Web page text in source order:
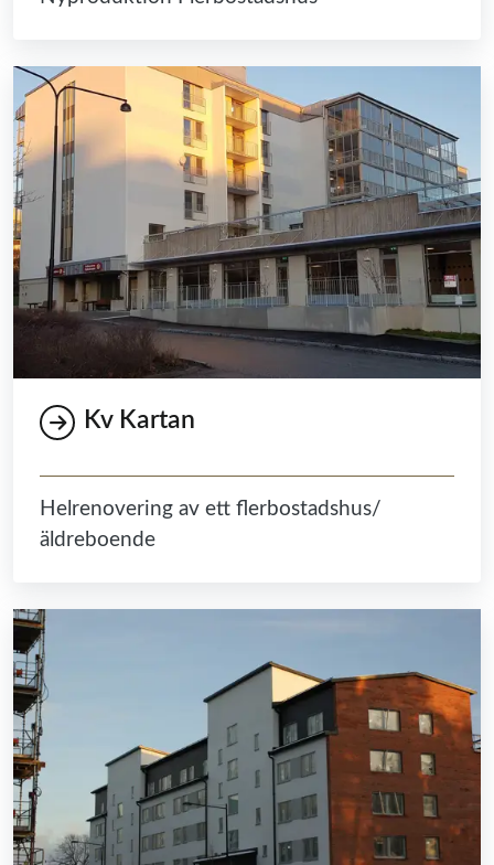
Kv Kartan
Helrenovering av ett flerbostadshus/
äldreboende